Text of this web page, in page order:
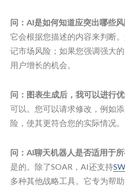
问：AI是如何知道应突出哪些
它会根据您描述的内容来判断
记市场风险；如果您强调强大
用户增长的机会。
问：图表生成后，我可以进行
可以。您可以请求修改，例如
险，使其更符合您的实际情况。
问：AI聊天机器人是否适用于
是的。除了SOAR，AI还支持
多种其他战略工具。它专为帮